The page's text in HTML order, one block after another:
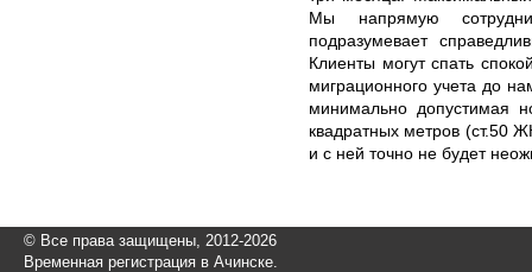
Мы напрямую
подразумевает
Клиенты могут спать
миграционного учета до
минимально допустимая
квадратных метров (ст.50
и с ней точно не будет
© Все права защищены, 2012-2026
Временная регистрация в Ачинске.